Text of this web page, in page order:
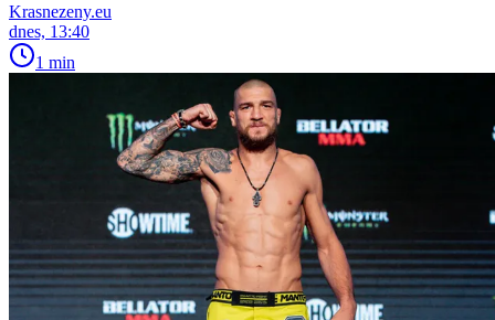
Krasnezeny.eu
dnes, 13:40
1 min